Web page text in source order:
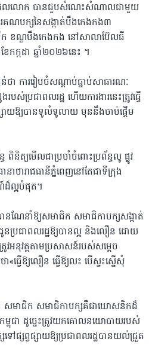
ែលលោក បានជួបសំណេះសំណាលជាមួយ
គណបក្សនៃសង្កាត់បឹងកេងកង៣
ខណ្ឌបឹងកេងកង នៅសាលាប៊ែលធី
កក្កដា ឆ្នាំ២០២៦នេះ ​។
ា ការរៀបចំសណ្តាប់ធ្នាប់សាធារណៈ
បស់ប្រជាពលរដ្ឋ ហើយការងារនេះត្រូវធ្វើ
សាយឱ្យបានទូលំទូលាយ មុននឹងចាប់ផ្តើម
ពិនិត្យមើលជាប្រចាំចំពោះប្រព័ន្ធលូ ផ្លូវ
ាថារាជធានីភ្នំពេញនៅតែជាទីក្រុង
ល្អបំផុត។
នណែនាំឱ្យសមាជិក សមាជិកាបក្សសង្កាត់
នប្រជាពលរដ្ឋឱ្យបានល្អ និងលឿន ដោយ
វអនុវត្តតាមប្រសាសន៍របស់សម្តេច
វើឱ្យលឿន ធ្វើឱ្យលះ បើស្ទះស្នើសុំ
សមាជិក សមាជិកាបក្សគឺជាឃោសនិកដ៏
ម្ពុជា ដូច្នេះត្រូវយកគោលនយោបាយរបស់
ៅផ្សព្វផ្សាយឱ្យប្រជាពលរដ្ឋបានយល់ជ្រួត